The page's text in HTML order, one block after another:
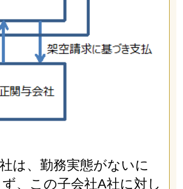
は、勤務実態がないに
、この子会社A社に対し